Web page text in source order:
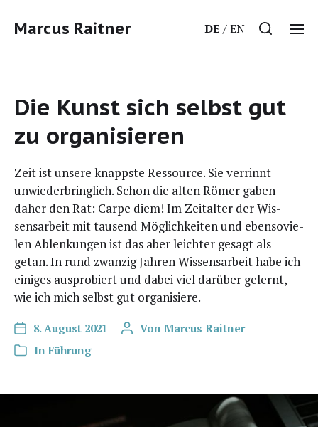
Marcus Raitner DE EN
Die Kunst sich selbst gut
zu organisieren
Zeit ist unse­re knapps­te Res­sour­ce. Sie ver­rinnt
unwie­der­bring­lich. Schon die alten Römer gaben
daher den Rat: Car­pe diem! Im Zeit­al­ter der Wis­
sens­ar­beit mit tau­send Mög­lich­kei­ten und eben­so­vie­
len Ablen­kun­gen ist das aber leich­ter gesagt als
getan. In rund zwan­zig Jah­ren Wis­sens­ar­beit habe ich
eini­ges aus­pro­biert und dabei viel dar­über gelernt,
wie ich mich selbst gut organisiere.
8. August 2021 Von Marcus Raitner
In Führung